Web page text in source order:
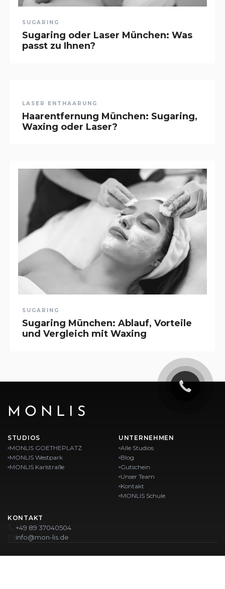
SUGARING
Sugaring oder Laser München: Was
passt zu Ihnen?
LASER ENTHAARUNG
Haarentfernung München: Sugaring,
Waxing oder Laser?
SUGARING
Sugaring München: Ablauf, Vorteile
und Vergleich mit Waxing
MONLIS
STUDIOS
MONLIS GOETHEPLATZ
MONLIS Westpark
MONLIS Karlstraße
UNTERNEHMEN
Alle Studios
Blog
Gutschein
Unser Team
Kontakt
MONLIS Schule
KONTAKT
+49 89 37040504
info@mon-lis.de